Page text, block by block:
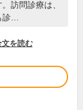
訪問診療は、
診…
を読む